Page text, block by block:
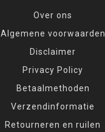
Over ons
Algemene voorwaarden
Disclaimer
Privacy Policy
Betaalmethoden
Verzendinformatie
Retourneren en ruilen